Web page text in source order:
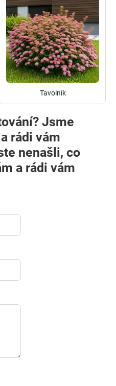
Tavolník
Jsme
rádi vám
nenašli, co
a rádi vám